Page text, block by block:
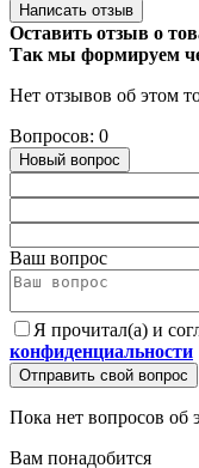
Написать отзыв
Оставить отзыв о
Так мы формируем
Нет отзывов об этом
Вопросов: 0
Новый вопрос
Ваш вопрос
Я прочитал(а) и
конфиденциальности
Отправить свой вопрос
Пока нет вопросов об
Вам понадобится